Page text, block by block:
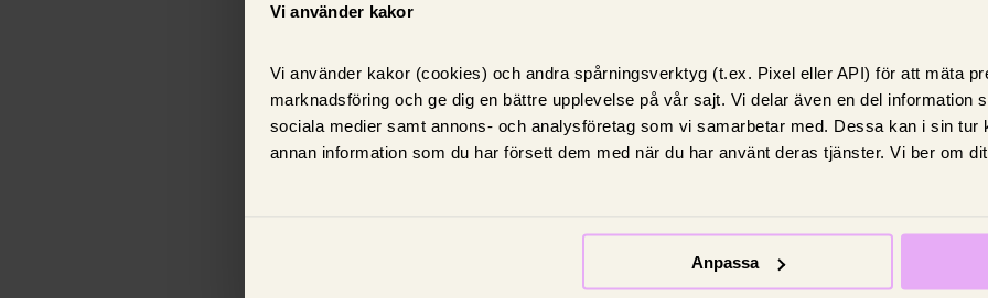
Vi använder kakor
Vi använder kakor (cookies) och andra spårningsverktyg (t.ex. Pixel eller API) för att mäta
marknadsföring och ge dig en bättre upplevelse på vår sajt. Vi delar även en del information
sociala medier samt annons- och analysföretag som vi samarbetar med. Dessa kan i sin tur
annan information som du har försett dem med när du har använt deras tjänster. Vi ber om
Anpassa